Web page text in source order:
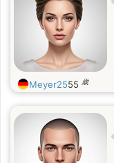
Meyer2555 歳